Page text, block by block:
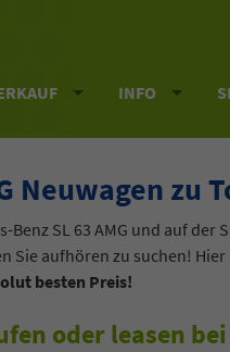
INFO
Neuwagen
SL 63 AMG und auf der
Sie aufhören zu suchen!
besten Preis!
oder leasen